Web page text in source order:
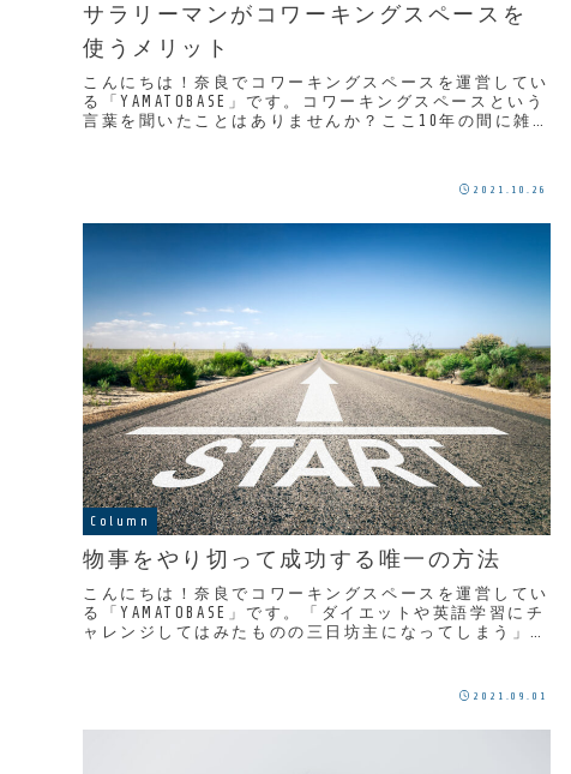
サラリーマンがコワーキングスペースを
使うメリット
こんにちは！奈良でコワーキングスペースを運営してい
る「YAMATOBASE」です。コワーキングスペースという
言葉を聞いたことはありませんか？ここ10年の間に雑
2021.10.26
Column
物事をやり切って成功する唯一の方法
こんにちは！奈良でコワーキングスペースを運営してい
る「YAMATOBASE」です。「ダイエットや英語学習にチ
ャレンジしてはみたものの三日坊主になってしまう」
2021.09.01